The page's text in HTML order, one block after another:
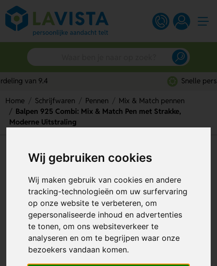
Wij gebruiken cookies
Wij maken gebruik van cookies en andere
tracking-technologieën om uw surfervaring
op onze website te verbeteren, om
gepersonaliseerde inhoud en advertenties
te tonen, om ons websiteverkeer te
analyseren en om te begrijpen waar onze
bezoekers vandaan komen.
Home Schrijfwaren Pennen
Mix & Match pennen
Balpen 925 Combi: Mix & Match Pen met Strakke,
Moderne Uitstraling
Balpen 925 Combi: Mix &
Match Pen met Strakke,
Moderne Uitstraling
Artikelnummer:91377